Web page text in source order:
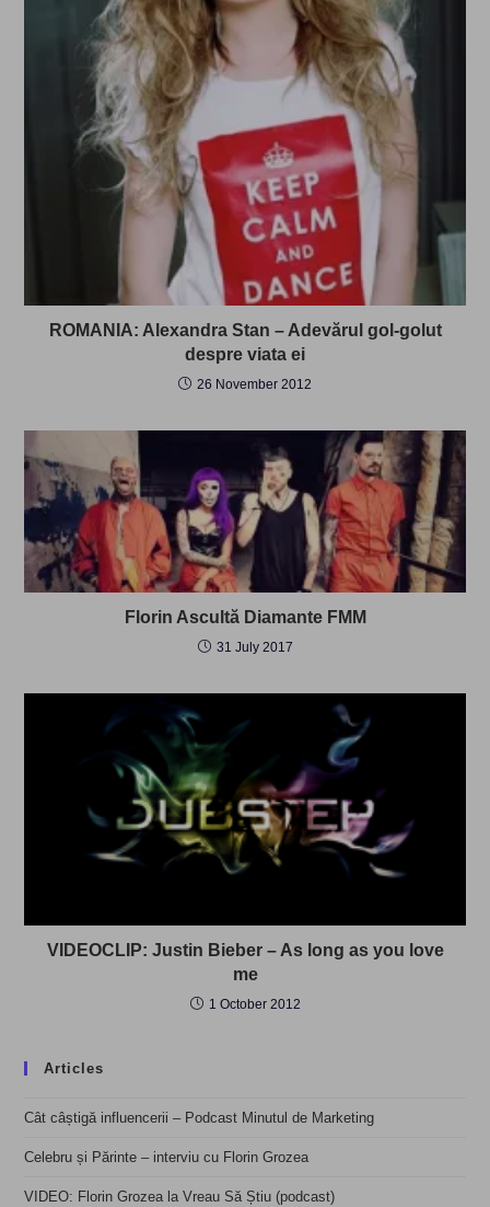
ROMANIA: Alexandra Stan – Adevărul gol-golut
despre viata ei
26 November 2012
Florin Ascultă Diamante FMM
31 July 2017
VIDEOCLIP: Justin Bieber – As long as you love
me
1 October 2012
Articles
Cât câștigă influencerii – Podcast Minutul de Marketing
Celebru și Părinte – interviu cu Florin Grozea
VIDEO: Florin Grozea la Vreau Să Știu (podcast)